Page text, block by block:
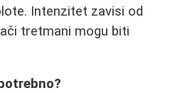
Intenzitet zavisi od
tretmani mogu biti